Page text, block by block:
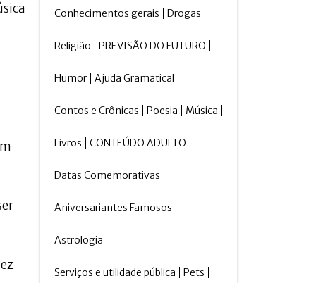
Conhecimentos gerais Drogas
Religião PREVISÃO DO FUTURO
Humor Ajuda Gramatical
Contos e Crônicas Poesia Música
Livros CONTEÚDO ADULTO
Datas Comemorativas
Aniversariantes Famosos
Astrologia
Serviços e utilidade pública Pets